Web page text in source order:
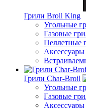
Грили Broil King
Угольные
Газовые
Пеллетные
Грили Char-Broil
Угольные
Газовые